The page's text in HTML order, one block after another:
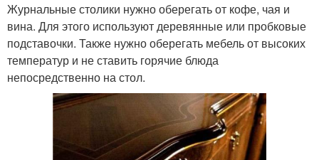
Журнальные столики нужно оберегать от кофе, чая и
вина. Для этого используют деревянные или пробковые
подставочки. Также нужно оберегать мебель от высоких
температур и не ставить горячие блюда
непосредственно на стол.